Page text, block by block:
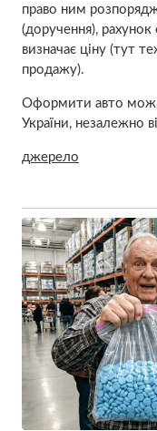
право ним
(доручення),
визначає ціну (тут
продажу).
Оформити авто
України, незалежно
джерело